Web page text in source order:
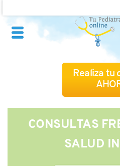
Realiza tu
QUIÉNES
CÓMO
CONSULTAS
SALUD